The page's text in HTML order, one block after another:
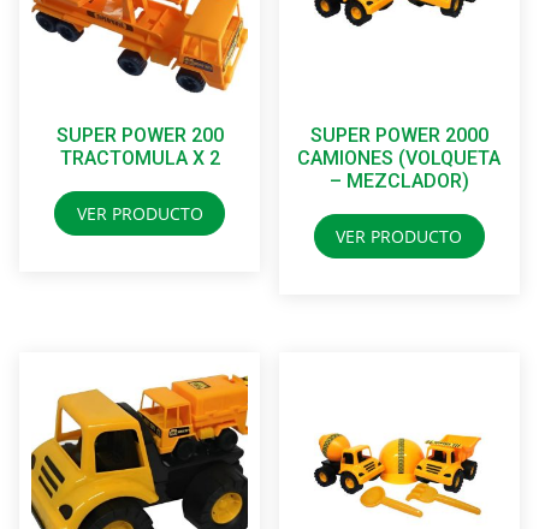
SUPER POWER 200
TRACTOMULA X 2
VER PRODUCTO
SUPER POWER 2000
CAMIONES (VOLQUETA
– MEZCLADOR)
VER PRODUCTO